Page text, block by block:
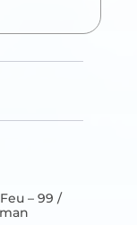
– 99 /